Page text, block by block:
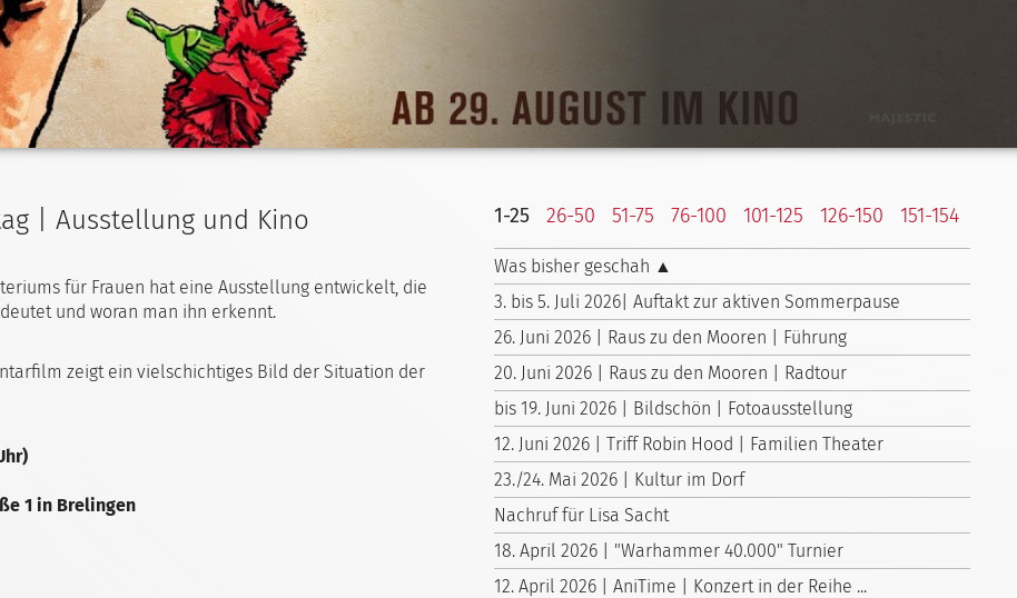
1-25 26-50 51-75 76-100 101-125 126-150 151-154
Was bisher geschah ▲
3. bis 5. Juli 2026| Auftakt zur aktiven Sommerpause
26. Juni 2026 | Raus zu den Mooren | Führung
20. Juni 2026 | Raus zu den Mooren | Radtour
bis 19. Juni 2026 | Bildschön | Fotoausstellung
12. Juni 2026 | Triff Robin Hood | Familien Theater
23./24. Mai 2026 | Kultur im Dorf
Nachruf für Lisa Sacht
18. April 2026 | "Warhammer 40.000" Turnier
12. April 2026 | AniTime | Konzert in der Reihe ...
| Ausstellung und Kino
für Frauen hat eine Ausstellung entwickelt, die
und woran man ihn erkennt.
zeigt ein vielschichtiges Bild der Situation der
1 in Brelingen